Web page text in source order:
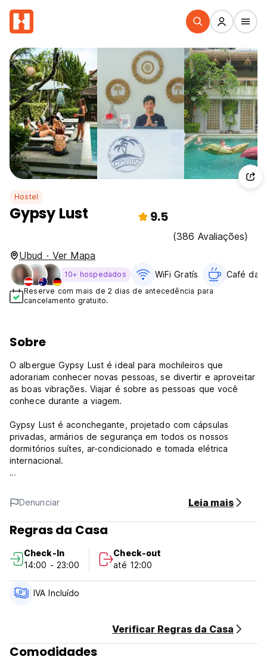
Hostel
Gypsy Lust 9.5
(386 Avaliações)
Ubud · Ver Mapa
10+ hospedados WiFi Gratís Café da
Reserve com mais de 2 dias de antecedência para
cancelamento gratuito.
Sobre
O albergue Gypsy Lust é ideal para mochileiros que
adorariam conhecer novas pessoas, se divertir e aproveitar
as boas vibrações. Viajar é sobre as pessoas que você
conhece durante a viagem.
Gypsy Lust é aconchegante, projetado com cápsulas
privadas, armários de segurança em todos os nossos
dormitórios suítes, ar-condicionado e tomada elétrica
internacional.
pessoal, incluindo jardim, terraços de arroz ao redor,
piscina e área de estar.
Termos e Condições:
cobrança pela propriedade
Check-in a partir das 14h
Confira antes das 11h
Pagamento na Chegada: Dinheiro e Cartão de Crédito, sem
fumantes
Denunciar Leia mais
Regras da Casa
Check-In
14:00 - 23:00
Check-out
até 12:00
IVA Incluído
Verificar Regras da Casa
Comodidades